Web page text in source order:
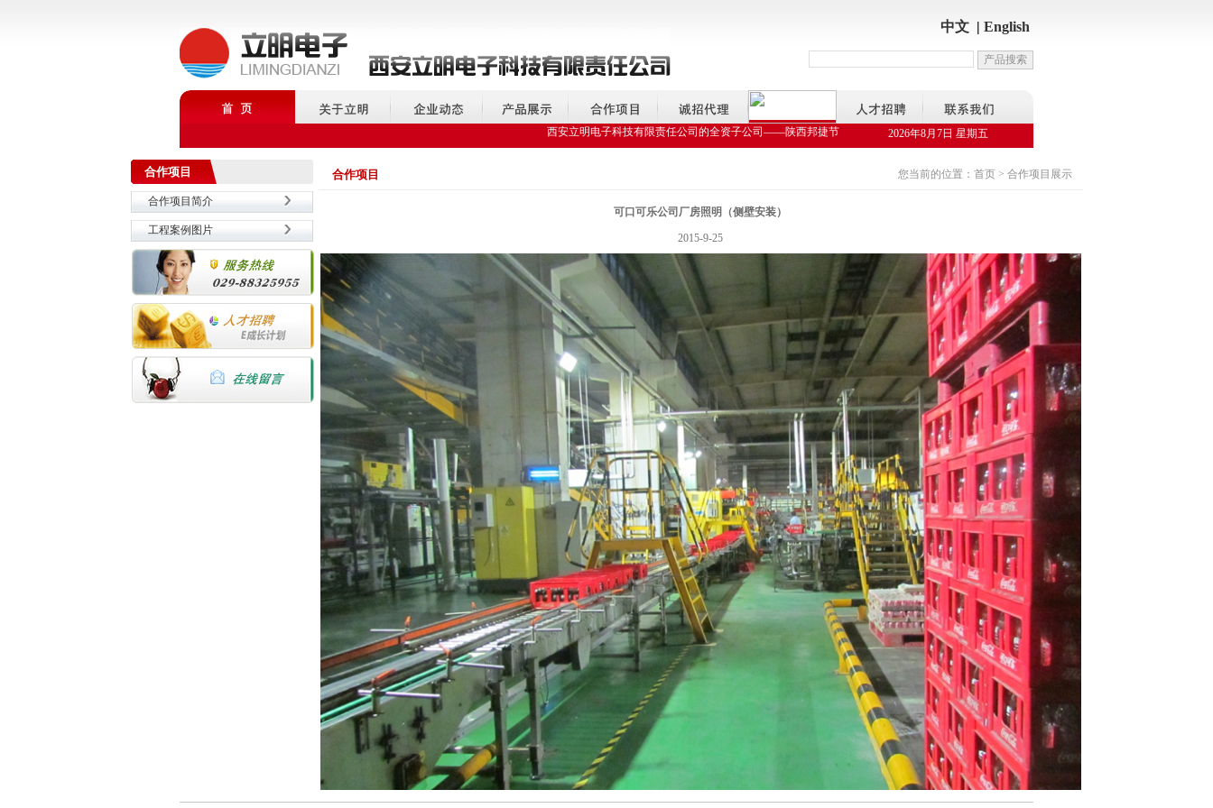
中文 | English
西安立明电子科技有限责任公司的全资子公司——陕西邦捷节能服务科技有限公司，是国家发改委备案的合同能源管理公司，对渭南市5917盏
2026年8月7日 星期五
合作项目
合作项目简介
工程案例图片
合作项目 您当前的位置：首页 > 合作项目展示
可口可乐公司厂房照明（侧壁安装）
2015-9-25